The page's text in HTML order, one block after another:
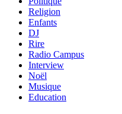
Religion
Enfants
DJ
Rire
Radio Campus
Interview
Noël
Musique
Education